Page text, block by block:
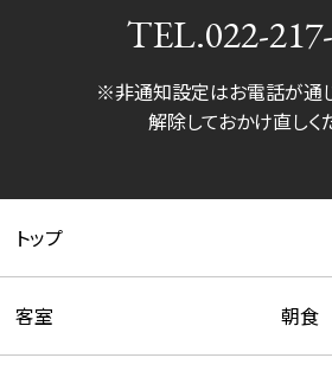
TEL.022-
※非通知設定はお電話が通じ
解除しておかけ直しく
トップ
客室 朝食